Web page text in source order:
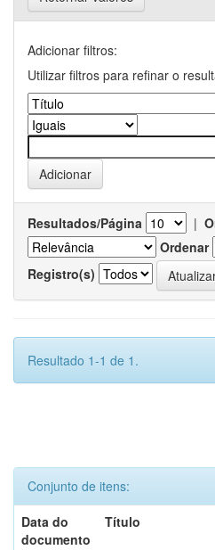
Adicionar filtros:
Utilizar filtros para refinar o
Resultados/Página |
Ordenar
Registro(s)
Resultado 1-1 de 1.
Conjunto de itens:
Data do
documento
Título